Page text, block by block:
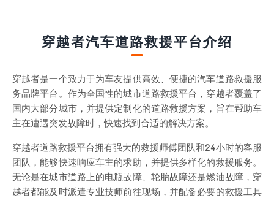
穿越者汽车道路救援平台介绍
穿越者是一个致力于为车友提供高效、便捷的汽车道路救援服
务品牌平台。作为全国性的城市道路救援平台，穿越者覆盖了
国内大部分城市，并提供定制化的道路救援方案，旨在帮助车
主在遭遇突发故障时，快速找到合适的解决方案。
穿越者道路救援平台拥有强大的救援师傅团队和24小时的客服
团队，能够快速响应车主的求助，并提供多样化的救援服务。
无论是在城市道路上的电瓶故障、轮胎故障还是燃油故障，穿
越者都能及时派遣专业技师前往现场，并配备必要的救援工具